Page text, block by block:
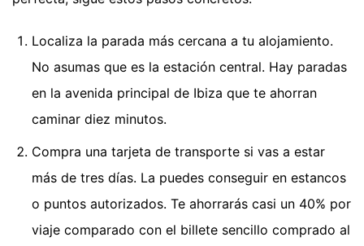
Localiza la parada más cercana a tu alojamiento.
No asumas que es la estación central. Hay paradas
en la avenida principal de Ibiza que te ahorran
caminar diez minutos.
Compra una tarjeta de transporte si vas a estar
más de tres días. La puedes conseguir en estancos
o puntos autorizados. Te ahorrarás casi un 40% por
viaje comparado con el billete sencillo comprado al